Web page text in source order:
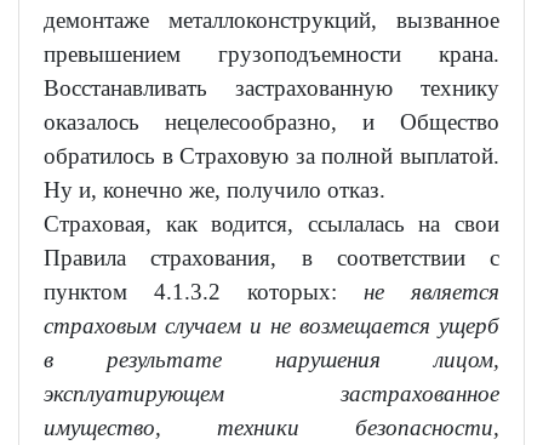
демонтаже металлоконструкций, вызванное
превышением грузоподъемности крана.
Восстанавливать застрахованную технику
оказалось нецелесообразно, и Общество
обратилось в Страховую за полной выплатой.
Ну и, конечно же, получило отказ.
Страховая, как водится, ссылалась на свои
Правила страхования, в соответствии с
пунктом 4.1.3.2 которых: не является
страховым случаем и не возмещается ущерб
в результате нарушения лицом,
эксплуатирующем застрахованное
имущество, техники безопасности,